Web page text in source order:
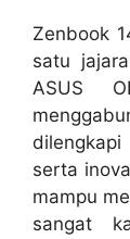
Zenbook
satu
ASUS
serta
mampu
sangat